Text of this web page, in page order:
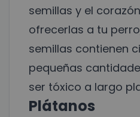
semillas y el
ofrecerlas a tu
semillas contienen
pequeñas
ser tóxico a largo
Plátanos